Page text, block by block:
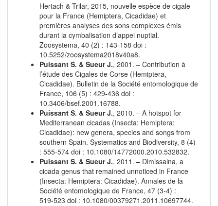
Hertach & Trilar, 2015, nouvelle espèce de cigale
pour la France (Hemiptera, Cicadidae) et
premières analyses des sons complexes émis
durant la cymbalisation d’appel nuptial.
Zoosystema, 40 (2) : 143‑158 doi :
10.5252/zoosystema2018v40a8.
Puissant S. & Sueur J., 2001. – Contribution à
l’étude des Cigales de Corse (Hemiptera,
Cicadidae). Bulletin de la Société entomologique de
France, 106 (5) : 429‑436 doi :
10.3406/bsef.2001.16788.
Puissant S. & Sueur J., 2010. – A hotspot for
Mediterranean cicadas (Insecta: Hemiptera:
Cicadidae): new genera, species and songs from
southern Spain. Systematics and Biodiversity, 8 (4)
: 555‑574 doi : 10.1080/14772000.2010.532832.
Puissant S. & Sueur J., 2011. – Dimissalna, a
cicada genus that remained unnoticed in France
(Insecta: Hemiptera: Cicadidae). Annales de la
Société entomologique de France, 47 (3‑4) :
519‑523 doi : 10.1080/00379271.2011.10697744.